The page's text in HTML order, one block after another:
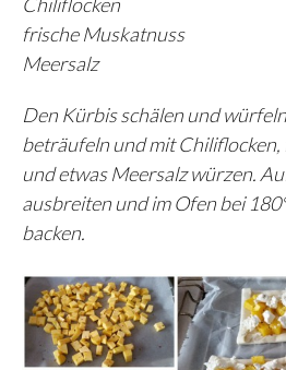
frische Muskatnuss
Meersalz
Den Kürbis schälen und
beträufeln und mit
und etwas Meersalz würzen.
ausbreiten und im Ofen bei
backen.